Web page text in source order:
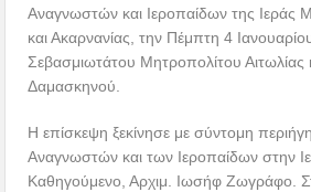
Αναγνωστών και Ιεροπαίδων της Ιεράς
και Ακαρνανίας, την Πέμπτη 4
Σεβασμιωτάτου Μητροπολίτου Αιτωλίας
Δαμασκηνού.
Η επίσκεψη ξεκίνησε με σύντομη
Αναγνωστών και των Ιεροπαίδων στην
Καθηγούμενο, Αρχιμ. Ιωσήφ Ζωγράφο.